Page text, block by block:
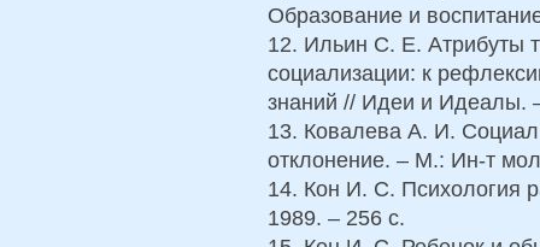
Образование и
12. Ильин С. Е. Атрибуты
социализации: к
знаний // Идеи и Идеалы.
13. Ковалева А. И.
отклонение. – М.: Ин-т
14. Кон И. С. Психология
1989. – 256 с.